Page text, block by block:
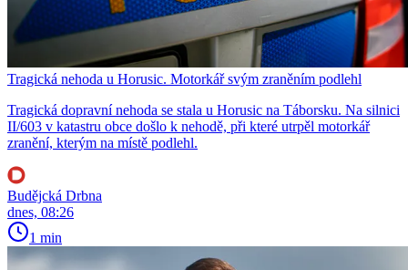
Tragická nehoda u Horusic. Motorkář svým zraněním podlehl
Tragická dopravní nehoda se stala u Horusic na Táborsku. Na silnici
II/603 v katastru obce došlo k nehodě, při které utrpěl motorkář
zranění, kterým na místě podlehl.
Budějcká Drbna
dnes, 08:26
1 min